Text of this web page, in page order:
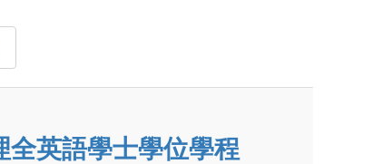
全英語學士學位學程